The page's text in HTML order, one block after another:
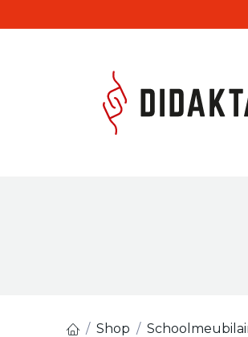
Shop